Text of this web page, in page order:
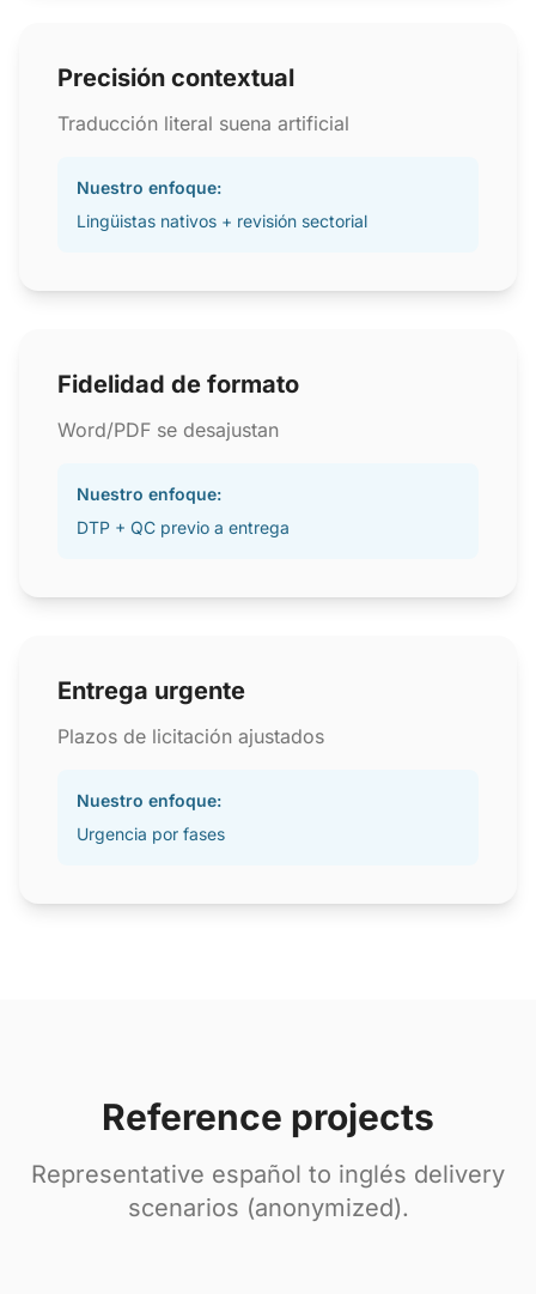
Precisión contextual
Traducción literal suena artificial
Nuestro enfoque:
Lingüistas nativos + revisión sectorial
Fidelidad de formato
Word/PDF se desajustan
Nuestro enfoque:
DTP + QC previo a entrega
Entrega urgente
Plazos de licitación ajustados
Nuestro enfoque:
Urgencia por fases
Reference projects
Representative español to inglés delivery
scenarios (anonymized).